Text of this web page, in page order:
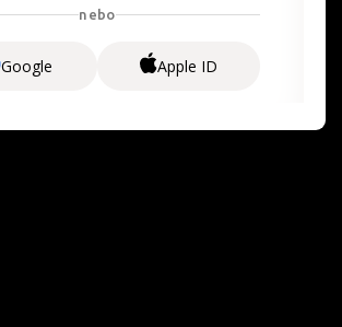
nebo
Google Apple ID